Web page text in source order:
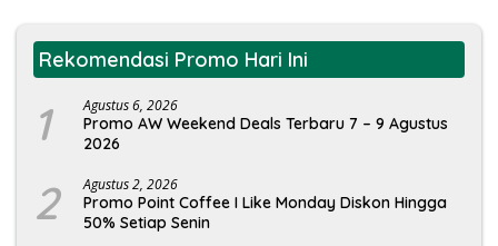
Rekomendasi Promo Hari Ini
1 Agustus 6, 2026
Promo AW Weekend Deals Terbaru 7 – 9 Agustus
2026
2 Agustus 2, 2026
Promo Point Coffee I Like Monday Diskon Hingga
50% Setiap Senin